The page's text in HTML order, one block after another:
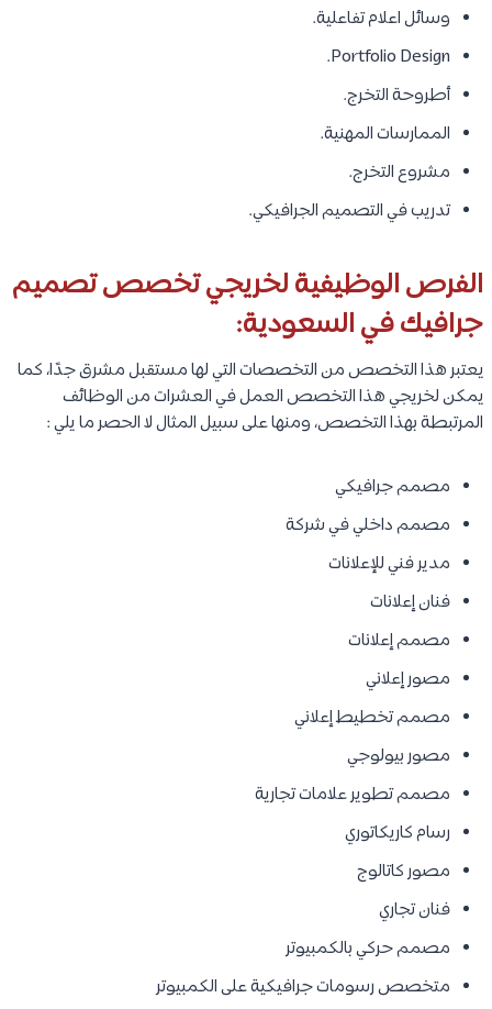
وسائل اعلام تفاعلية.
Portfolio Design.
أطروحة التخرج.
الممارسات المهنية.
مشروع التخرج.
تدريب في التصميم الجرافيكي.
الفرص الوظيفية لخريجي تخصص تصميم
جرافيك في السعودية:
يعتبر هذا التخصص من التخصصات التي لها مستقبل مشرق جدًا، كما
يمكن لخريجي هذا التخصص العمل في العشرات من الوظائف
المرتبطة بهذا التخصص، ومنها على سبيل المثال لا الحصر ما يلي :
مصمم جرافيكي
مصمم داخلي في شركة
مدير فني للإعلانات
فنان إعلانات
مصمم إعلانات
مصور إعلاني​
مصمم تخطيط إعلاني
مصور بيولوجي
مصمم تطوير علامات تجارية
رسام كاريكاتوري​
مصور كاتالوج
فنان تجاري
مصمم حركي بالكمبيوتر
متخصص رسومات جرافيكية على الكمبيوتر